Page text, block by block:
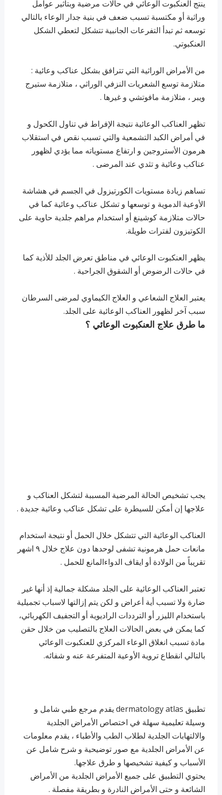
ينتج العنكبوت الوعائي في حالات مرضية وبتأثير عوامل
وراثية أو مكتسبة تسبب ضعف في بنية جدار الوعاء بالتالي
توسعه ثم تبدأ التفرعات الجانبية تتشكل لتعطي الشكل
العنكبوتي.
من الأمراض الوراثية التي تترافق بشكل عناكب وعائية :
متلازمة توسع الشعريات النزفي الوراثي ، متلازمة ستيرج
ويبر ، متلازمة مافوتشي و غيرها .
تظهر العناكب الوعائية نتيجة الإفراط في تناول الكحول و
في أمراض الكبد التشمعية والتي تسبب نقص في استقلاب
هرمون الأستروجين و ارتفاع مستوياته مما يؤدي لظهور
عناكب وعائية و تثدي عند المرضى .
تساهم زيادة مستويات الكورتيزول في الجسم في هشاشة
الأوعية الدموية و توسعها و تشكل عناكب وعائية كما في
حالات متلازمة كوشينغ أو استخدام مراهم جلدية حاوية على
الكوتيزون لفترات طويلة.
يظهر العنكبوت الوعائي في مناطق تعرض الجلد للأذية كما
في حالات الرضوض أو الشقوق الجراحية .
يعتبر العلاج الشعاعي و العلاج الكيماوي لمرضى السرطان
سبب آخر لظهور العناكب الوعائية على الجلد.
ما طرق علاج العنكبوت الوعائي ؟
يجب تشخيص الحالة المرضية المسببة لتشكل العناكب و
علاجها إن أمكن للسيطرة على تشكل عناكب وعائية جديدة .
العناكب الوعائية التي تتشكل خلال الحمل أو نتيجة استخدام
مانعات حمل هرمونية تشفى لوحدها دون علاج خلال ٩ اشهر
تقريباً من الولادة أو ايقاف الدواءالمانع للحمل .
تعتبر العناكب الوعائية على الجلد مشكلة جمالية إذ أنها غير
ضارة ولا تسبب أية أعراض و لكن يتم إزالتها لاسباب تجميلية
باستخدام الليزر أو الترددات الراديوية أو التجفيف الكهربائي،
كما يمكن في بعض الحالات العلاج بالتصليب من خلال حقن
مادة تسبب انغلاق الوعاء المركزي للعنكبوت الوعائي
بالتالي انقطاع تروية الأوعية المتفرعة عنه و شفائه.
تطبيق dermatology atlas يقدم مرجع طبي شامل و
وسيلة تعليمية سهلة في اختصاص الأمراض الجلدية
والالتهابات الجلدية لطلاب الطب والأطباء ، يقدم معلومات
عن الأمراض الجلدية مع صور توضيحية و شرح شامل عن
الأسباب و كيفية تشخيصها و طرق علاجها.
يحتوي التطبيق على جميع الأمراض الجلدية من الأمراض
الشائعة و حتى الأمراض النادرة و بطريقة مفصلة .